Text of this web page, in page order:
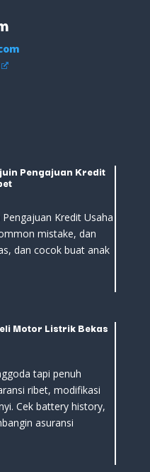
Pengajuan Kredit
Kredit Usaha
mistake, dan
dan cocok buat anak
Motor Listrik Bekas
tapi penuh
ribet, modifikasi
Cek battery history,
asuransi